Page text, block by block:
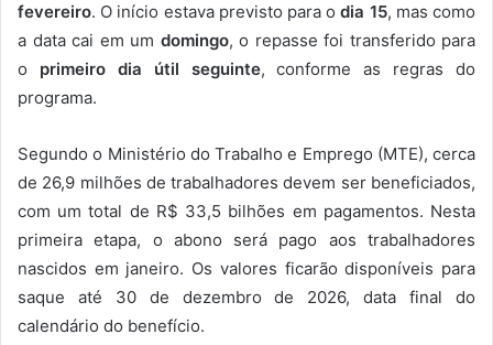
fevereiro. O início estava previsto para odia 15, mas como
a data cai em um domingo, o repasse foi transferido para
o primeiro dia útil seguinte, conforme as regras do
programa.
Segundo o Ministério do Trabalho e Emprego (MTE), cerca
de 26,9 milhões de trabalhadores devem ser beneficiados,
com um total de R$ 33,5 bilhões em pagamentos. Nesta
primeira etapa, o abono será pago aos trabalhadores
nascidos em janeiro. Os valores ficarão disponíveis para
saque até 30 de dezembro de 2026, data final do
calendário do benefício.